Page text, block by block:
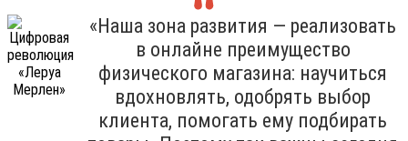
«Наша зона развития — реализовать
в онлайне преимущество
физического магазина: научиться
вдохновлять, одобрять выбор
клиента, помогать ему подбирать